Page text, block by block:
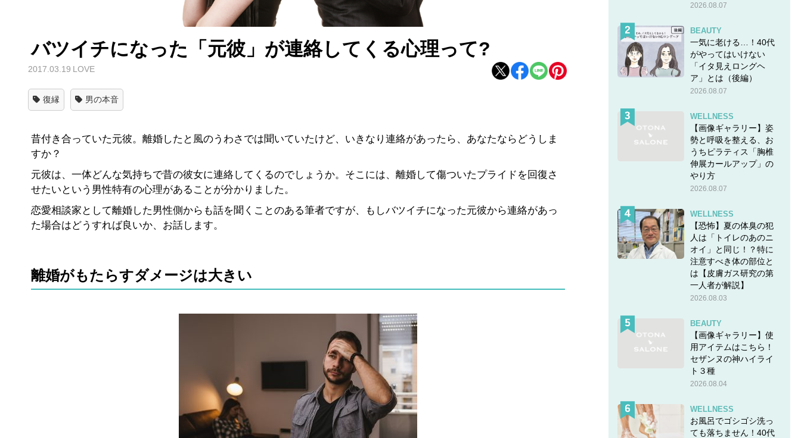
バツイチになった「元彼」が連絡してくる心理って?
2017.03.19 LOVE
復縁 男の本音
昔付き合っていた元彼。離婚したと風のうわさでは聞いていたけど、いきなり連絡があったら、あなたならどうしま
すか？
元彼は、一体どんな気持ちで昔の彼女に連絡してくるのでしょうか。そこには、離婚して傷ついたプライドを回復さ
せたいという男性特有の心理があることが分かりました。
恋愛相談家として離婚した男性側からも話を聞くことのある筆者ですが、もしバツイチになった元彼から連絡があっ
た場合はどうすれば良いか、お話します。
離婚がもたらすダメージは大きい
2026.08.07
BEAUTY
一気に老ける…！40代
がやってはいけない
「イタ見えロングヘ
ア」とは（後編）
2026.08.07
WELLNESS
【画像ギャラリー】姿
勢と呼吸を整える、お
うちピラティス「胸椎
伸展カールアップ」の
やり方
2026.08.07
WELLNESS
【恐怖】夏の体臭の犯
人は「トイレのあのニ
オイ」と同じ！？特に
注意すべき体の部位と
は【皮膚ガス研究の第
一人者が解説】
2026.08.03
BEAUTY
【画像ギャラリー】使
用アイテムはこちら！
セザンヌの神ハイライ
ト３種
2026.08.04
WELLNESS
お風呂でゴシゴシ洗っ
ても落ちません！40代